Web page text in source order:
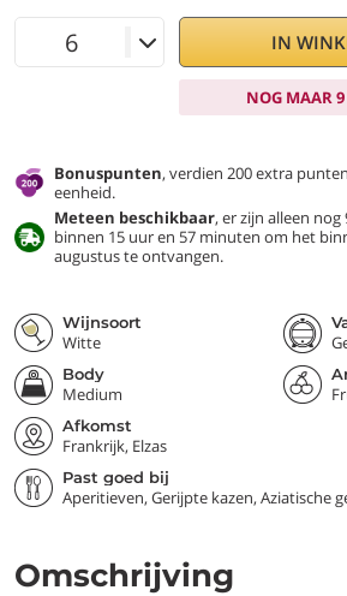
IN
NOG MAAR
Bonuspunten, verdien 200 extra
eenheid.
Meteen beschikbaar, er zijn alleen
binnen 15 uur en 57 minuten om het
augustus te ontvangen.
Wijnsoort
Witte
Body
Medium
Afkomst
Frankrijk, Elzas
Past goed bij
Aperitieven, Gerijpte kazen, Aziatische
Omschrijving